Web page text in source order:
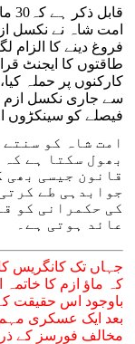
امت شاہ نے نکسل
فروغ دینے کا الزام
طاقتوں کا ایجنٹ
کارکنوں پر حملہ
فیصلے کو سینکڑوں
امت شاہ کو
بھول سکتا ہے
قانون جیسی بھی
جوابدہی طے
کی حکمرانی کو
عائد ہوتی ہے۔
جہاں تک کانگریس
کہ ماؤ ازم کا
باوجود اس حقیقت
بعد ایک عسکری
مخالف فورسز کے